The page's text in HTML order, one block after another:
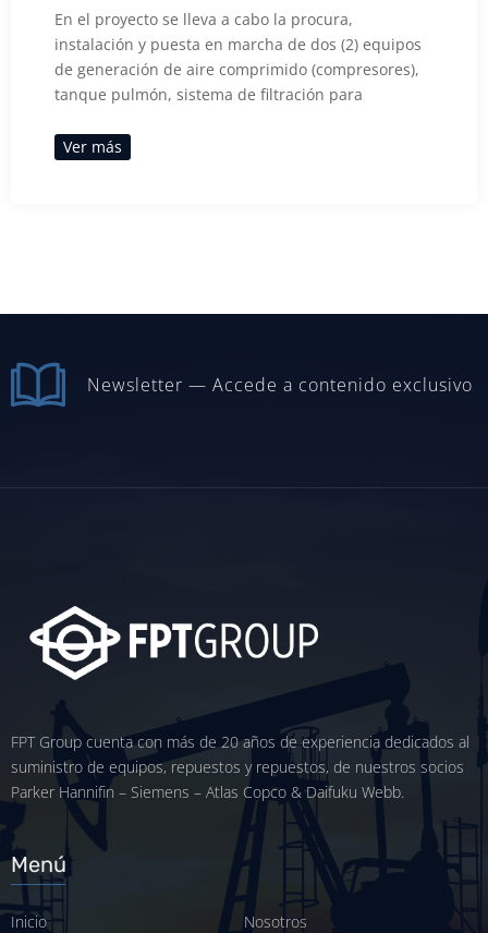
En el proyecto se lleva a cabo la procura,
instalación y puesta en marcha de dos (2) equipos
de generación de aire comprimido (compresores),
tanque pulmón, sistema de filtración para
Ver más
Newsletter — Accede a contenido exclusivo
FPT Group cuenta con más de 20 años de experiencia dedicados al
suministro de equipos, repuestos y repuestos, de nuestros socios
Parker Hannifin – Siemens – Atlas Copco & Daifuku Webb.
Menú
Inicio Nosotros